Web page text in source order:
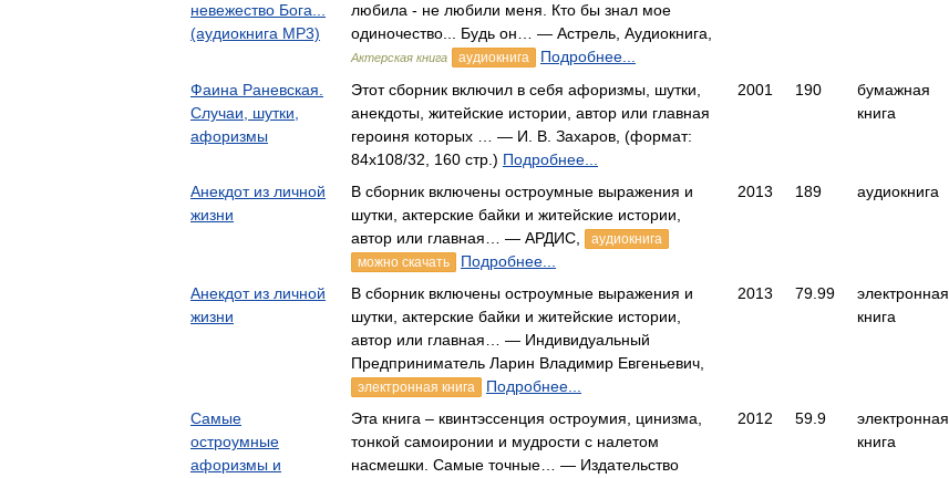
невежество Бога...
(аудиокнига MP3)
любила - не любили меня. Кто бы знал мое
одиночество... Будь он… — Астрель, Аудиокнига,
Актерская книга аудиокнига Подробнее...
Фаина Раневская.
Случаи, шутки,
афоризмы
Этот сборник включил в себя афоризмы, шутки,
анекдоты, житейские истории, автор или главная
героиня которых … — И. В. Захаров, (формат:
84x108/32, 160 стр.) Подробнее...
2001 190
бумажная
книга
Анекдот из личной
жизни
В сборник включены остроумные выражения и
шутки, актерские байки и житейские истории,
автор или главная… — АРДИС,
аудиокнига
можно скачать
Подробнее...
2013 189 аудиокнига
Анекдот из личной
жизни
В сборник включены остроумные выражения и
шутки, актерские байки и житейские истории,
автор или главная… — Индивидуальный
Предприниматель Ларин Владимир Евгеньевич,
электронная книга Подробнее...
2013 79.99
электронная
книга
Самые
остроумные
афоризмы и
Эта книга – квинтэссенция остроумия, цинизма,
тонкой самоиронии и мудрости с налетом
насмешки. Самые точные… — Издательство
2012 59.9
электронная
книга